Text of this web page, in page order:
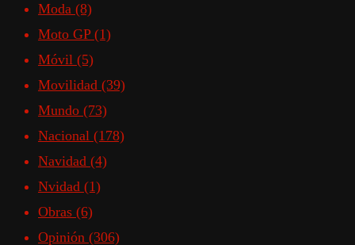
Moda (8)
Moto GP (1)
Móvil (5)
Movilidad (39)
Mundo (73)
Nacional (178)
Navidad (4)
Nvidad (1)
Obras (6)
Opinión (306)